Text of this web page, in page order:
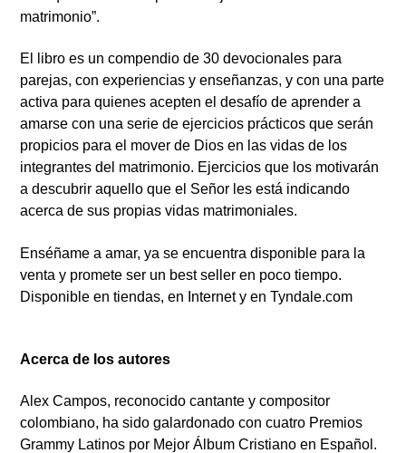
matrimonio”.
El libro es un compendio de 30 devocionales para
parejas, con experiencias y enseñanzas, y con una parte
activa para quienes acepten el desafío de aprender a
amarse con una serie de ejercicios prácticos que serán
propicios para el mover de Dios en las vidas de los
integrantes del matrimonio. Ejercicios que los motivarán
a descubrir aquello que el Señor les está indicando
acerca de sus propias vidas matrimoniales.
Enséñame a amar, ya se encuentra disponible para la
venta y promete ser un best seller en poco tiempo.
Disponible en tiendas, en Internet y en Tyndale.com
Acerca de los autores
Alex Campos, reconocido cantante y compositor
colombiano, ha sido galardonado con cuatro Premios
Grammy Latinos por Mejor Álbum Cristiano en Español.